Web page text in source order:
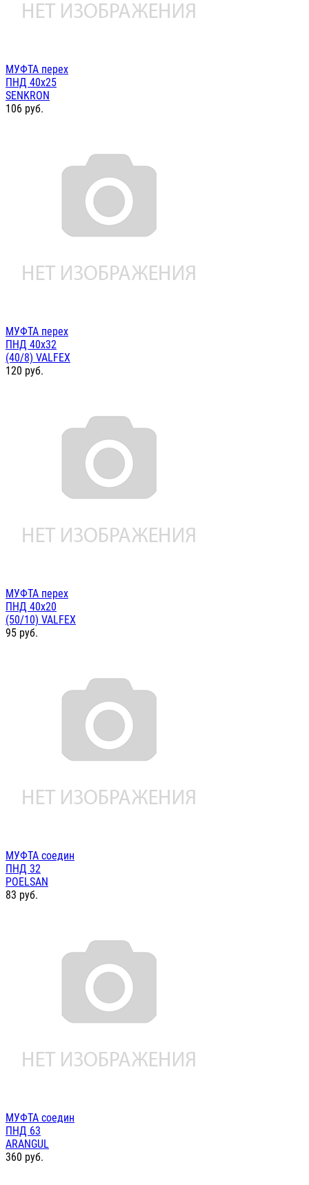
МУФТА перех
ПНД 40х25
SENKRON
106 руб.
МУФТА перех
ПНД 40х32
(40/8) VALFEX
120 руб.
МУФТА перех
ПНД 40х20
(50/10) VALFEX
95 руб.
МУФТА соедин
ПНД 32
POELSAN
83 руб.
МУФТА соедин
ПНД 63
ARANGUL
360 руб.